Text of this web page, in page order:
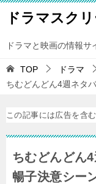
ドラマスク
ドラマと映画の情報サ
TOP ドラマ
ちむどんどん4週ネタ
この記事には広告を含
ちむどんどん
暢子決意シー